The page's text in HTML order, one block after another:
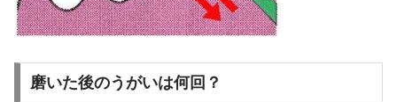
磨いた後のうがいは何回？